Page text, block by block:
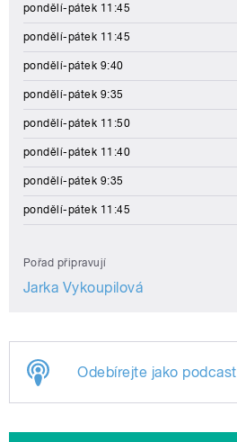
pondělí-pátek 11:45
pondělí-pátek 11:45
pondělí-pátek 9:40
pondělí-pátek 9:35
pondělí-pátek 11:50
pondělí-pátek 11:40
pondělí-pátek 9:35
pondělí-pátek 11:45
Pořad připravují
Jarka Vykoupilová
Odebírejte jako podcast